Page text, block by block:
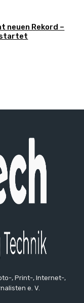
neuen Rekord –
, Print-, Internet-,
e. V.